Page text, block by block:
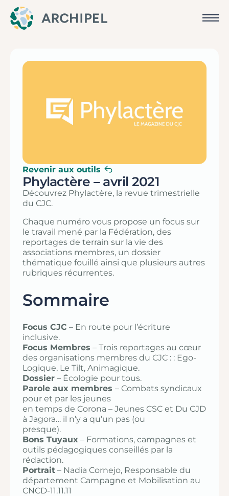
Revenir aux outils
Phylactère – avril 2021
Découvrez Phylactère, la revue trimestrielle
du CJC.
Chaque numéro vous propose un focus sur
le travail mené par la Fédération, des
reportages de terrain sur la vie des
associations membres, un dossier
thématique fouillé ainsi que plusieurs autres
rubriques récurrentes.
Sommaire
Focus CJC – En route pour l’écriture
inclusive.
Focus Membres – Trois reportages au cœur
des organisations membres du CJC : : Ego-
Logique, Le Tilt, Animagique.
Dossier – Écologie pour tous.
Parole aux membres – Combats syndicaux
pour et par les jeunes
en temps de Corona – Jeunes CSC et Du CJD
à Jagora… il n’y a qu’un pas (ou
presque).
Bons Tuyaux – Formations, campagnes et
outils pédagogiques conseillés par la
rédaction.
Portrait – Nadia Cornejo, Responsable du
département Campagne et Mobilisation au
CNCD-11.11.11